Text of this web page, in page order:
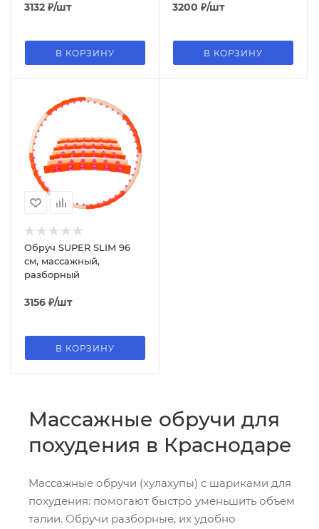
3132 ₽/шт
В КОРЗИНУ
3200 ₽/шт
В КОРЗИНУ
Обруч SUPER SLIM 96
см, массажный,
разборный
3156 ₽/шт
В КОРЗИНУ
Массажные обручи для
похудения в Краснодаре
Массажные обручи (хулахупы) с шариками для
похудения: помогают быстро уменьшить объем
талии. Обручи разборные, их удобно